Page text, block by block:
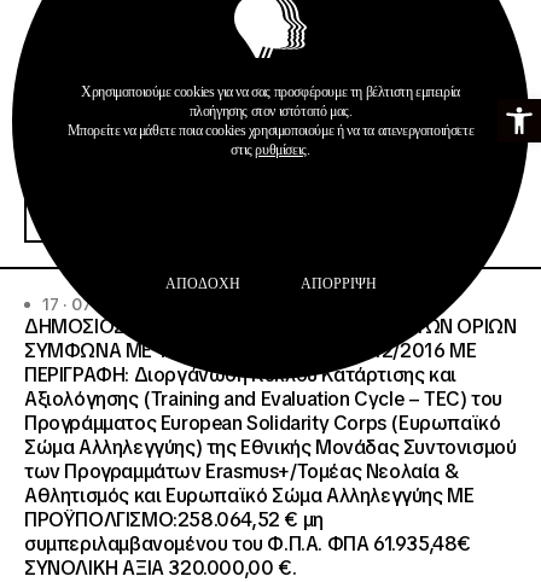
Ανοίξτε
17 · 07 · 2026
ΔΗΜΟΣΙΟΣ ΑΝΟΙΧΤΟΣ ΔΙΑΓΩΝΙΣΜΟΣ ΚΑΤΩ ΤΩΝ ΟΡΙΩΝ
ΣΥΜΦΩΝΑ ΜΕ ΤΟ ΑΡΘΡΟ 107 ΤΟΥ Ν.4412/2016 ΜΕ
ΠΕΡΙΓΡΑΦΗ: Διοργάνωση Κύκλου Κατάρτισης και
Αξιολόγησης (Training and Evaluation Cycle – TEC) του
Προγράμματος European Solidarity Corps (Ευρωπαϊκό
Σώμα Αλληλεγγύης) της Εθνικής Μονάδας Συντονισμού
των Προγραμμάτων Erasmus+/Τομέας Νεολαία &
Αθλητισμός και Ευρωπαϊκό Σώμα Αλληλεγγύης ΜΕ
ΠΡΟΫΠΟΛΓΙΣΜΟ:258.064,52 € μη
συμπεριλαμβανομένου του Φ.Π.Α. ΦΠΑ 61.935,48€
ΣΥΝΟΛΙΚΗ ΑΞΙΑ 320.000,00 €.
Χρησιμοποιούμε cookies για να σας προσφέρουμε τη βέλτιστη εμπειρία
πλοήγησης στον ιστότοπό μας.
Μπορείτε να μάθετε ποια cookies χρησιμοποιούμε ή να τα απενεργοποιήσετε
στιςρυθμίσεις.
ΑΠΟΔΟΧΉ ΑΠΌΡΡΙΨΗ